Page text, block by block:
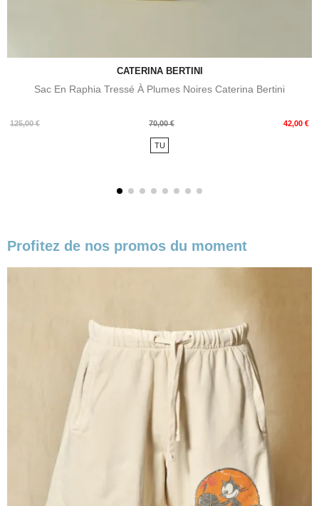
CATERINA BERTINI
Sac En Raphia Tressé À Plumes Noires Caterina Bertini
125,00 €
Prix
70,00 € 42,00 €
Prix
TU
Profitez de nos promos du moment